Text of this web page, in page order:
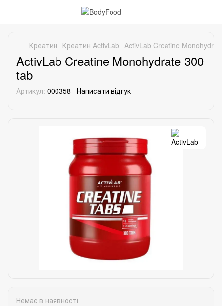
Креатин Креатин ActivLab ActivLab Creatine
ActivLab Creatine Monohydrate 300
tab
Артикул: 000358 Написати відгук
Немає в наявності